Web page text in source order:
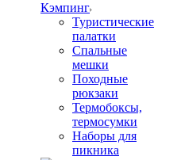
Кэмпинг
Туристические
палатки
Спальные
мешки
Походные
рюкзаки
Термобоксы,
термосумки
Наборы для
пикника